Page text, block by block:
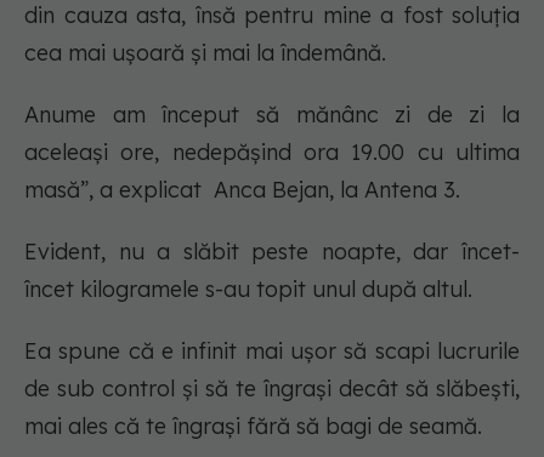
din cauza asta, însă pentru mine a fost soluția
cea mai ușoară și mai la îndemână.
Anume am început să mănânc zi de zi la
aceleași ore, nedepășind ora 19.00 cu ultima
masă”, a explicat Anca Bejan, la Antena 3.
Evident, nu a slăbit peste noapte, dar încet-
încet kilogramele s-au topit unul după altul.
Ea spune că e infinit mai ușor să scapi lucrurile
de sub control și să te îngrași decât să slăbești,
mai ales că te îngrași fără să bagi de seamă.